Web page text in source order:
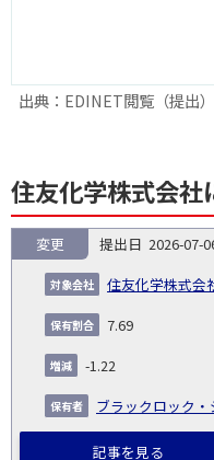
出典：EDINET閲覧（提出
住友化学株式会社
NO.
告
義
務
発
生
日
提
日
証券
2026-07-
住友化学株式会
変更
7.69
-1.22
ブラックロック
記事を見る